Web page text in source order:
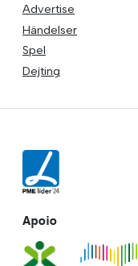
Advertise
Händelser
Spel
Dejting
Apoio